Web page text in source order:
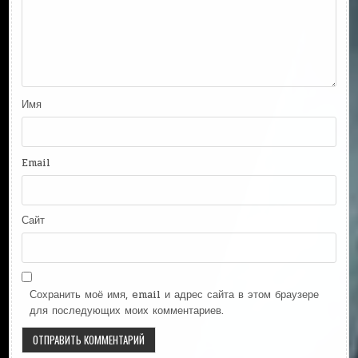
Имя
Email
Сайт
Сохранить моё имя, email и адрес сайта в этом браузере
для последующих моих комментариев.